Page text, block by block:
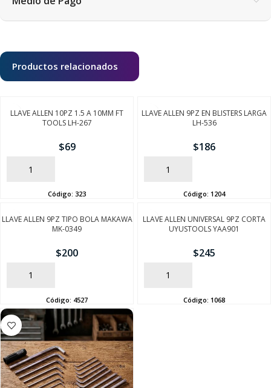
Productos relacionados
LLAVE ALLEN 10PZ 1.5 A 10MM FT
TOOLS LH-267
$69
AÑADIR
Código: 323
LLAVE ALLEN 9PZ EN BLISTERS LARGA
LH-536
$186
AÑADIR
Código: 1204
LLAVE ALLEN 9PZ TIPO BOLA MAKAWA
MK-0349
$200
AÑADIR
Código: 4527
LLAVE ALLEN UNIVERSAL 9PZ CORTA
UYUSTOOLS YAA901
$245
AÑADIR
Código: 1068